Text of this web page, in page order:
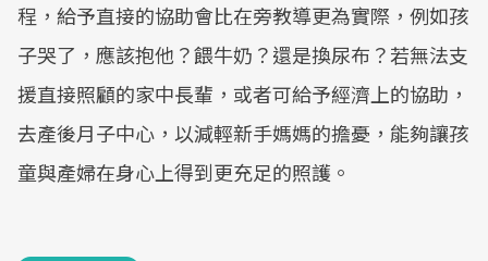
程，給予直接的協助會比在旁教導更為實際，例如孩
子哭了，應該抱他？餵牛奶？還是換尿布？若無法支
援直接照顧的家中長輩，或者可給予經濟上的協助，
去產後月子中心，以減輕新手媽媽的擔憂，能夠讓孩
童與產婦在身心上得到更充足的照護。